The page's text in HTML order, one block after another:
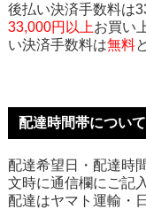
後払い決済手数料は
33,000円以上お買い
い決済手数料は無料
配達時間帯について
配達希望日・配達時
文時に通信欄にご記
配達はヤマト運輸・